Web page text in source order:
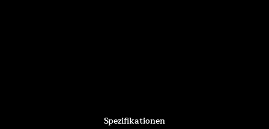
Spezifikationen